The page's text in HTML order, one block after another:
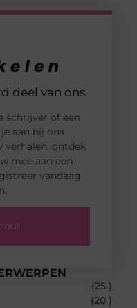
(25 )
(20 )
deel van ons
schrijver of een
aan bij ons
verhalen, ontdek
mee aan een
vandaag
nu!